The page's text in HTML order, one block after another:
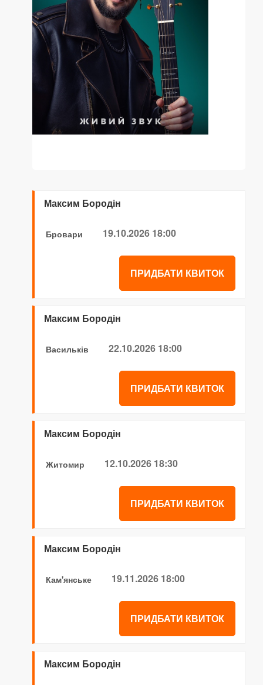
Максим Бородін
Бровари 19.10.2026 18:00
ПРИДБАТИ КВИТОК
Максим Бородін
Васильків 22.10.2026 18:00
ПРИДБАТИ КВИТОК
Максим Бородін
Житомир 12.10.2026 18:30
ПРИДБАТИ КВИТОК
Максим Бородін
Кам'янське 19.11.2026 18:00
ПРИДБАТИ КВИТОК
Максим Бородін